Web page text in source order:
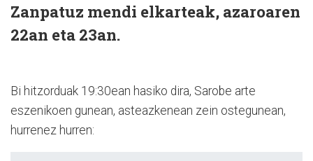
Zanpatuz mendi elkarteak, azaroaren
22an eta 23an.
Bi hitzorduak 19:30ean hasiko dira, Sarobe arte
eszenikoen gunean, asteazkenean zein ostegunean,
hurrenez hurren: